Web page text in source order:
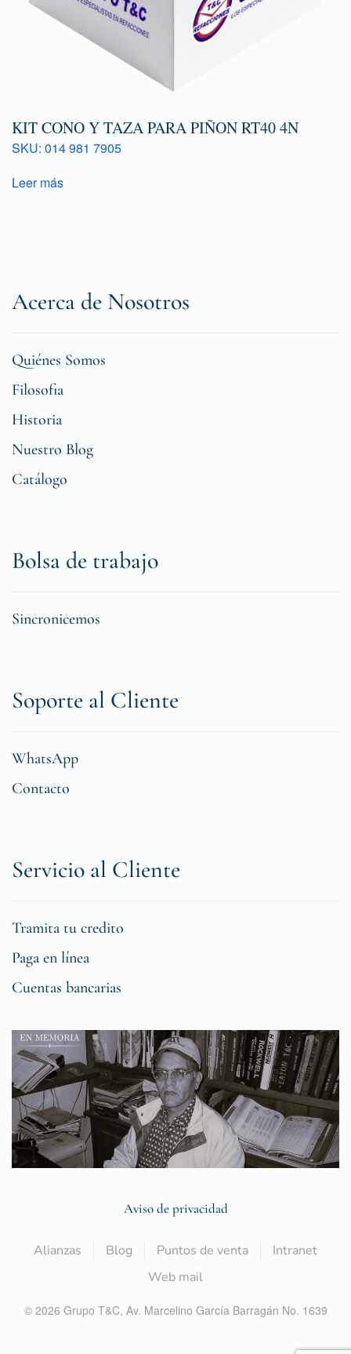
KIT CONO Y TAZA PARA PIÑON RT40 4N
SKU: 014 981 7905
Leer más
Acerca de Nosotros
Quiénes Somos
Filosofia
Historia
Nuestro Blog
Catálogo
Bolsa de trabajo
Sincronicemos
Soporte al Cliente
WhatsApp
Contacto
Servicio al Cliente
Tramita tu credito
Paga en línea
Cuentas bancarias
Aviso de privacidad
Alianzas Blog Puntos de venta
Intranet
Web mail
© 2026 Grupo T&C, Av. Marcelino García Barragán No. 1639